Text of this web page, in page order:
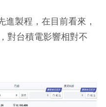
進製程，在目前看來，
對台積電影響相對不